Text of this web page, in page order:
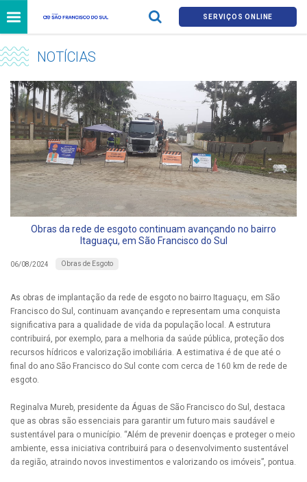
SERVIÇOS ONLINE
NOTÍCIAS
Obras da rede de esgoto continuam avançando no bairro
Itaguaçu, em São Francisco do Sul
06/08/2024 Obras de Esgoto
As obras de implantação da rede de esgoto no bairro Itaguaçu, em São
Francisco do Sul, continuam avançando e representam uma conquista
significativa para a qualidade de vida da população local. A estrutura
contribuirá, por exemplo, para a melhoria da saúde pública, proteção dos
recursos hídricos e valorização imobiliária. A estimativa é de que até o
final do ano São Francisco do Sul conte com cerca de 160 km de rede de
esgoto.
Reginalva Mureb, presidente da Águas de São Francisco do Sul, destaca
que as obras são essenciais para garantir um futuro mais saudável e
sustentável para o município. “Além de prevenir doenças e proteger o meio
ambiente, essa iniciativa contribuirá para o desenvolvimento sustentável
da região, atraindo novos investimentos e valorizando os imóveis”, pontua.